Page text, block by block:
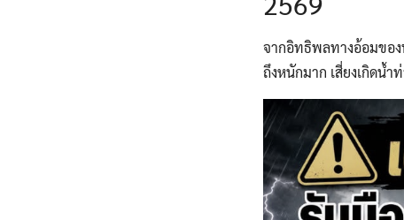
จากอิทธิพลทางอ้อมขอ
ถึงหนักมาก เสี่ยงเกิดน้